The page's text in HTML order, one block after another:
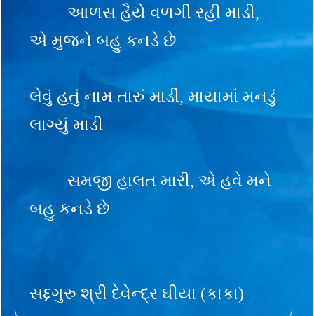
આળસ હૈયે વળગી રહી માડી,
એ મુજને બહુ કનડે છે
લેવું હતું નામ તારું માડી, માયામાં મનડું
લાગ્યું માડી
સમજી હાલત મારી, એ હવે મને
બહુ કનડે છે
સદ્દગુરુ શ્રી દેવેન્દ્ર ઘીયા (કાકા)